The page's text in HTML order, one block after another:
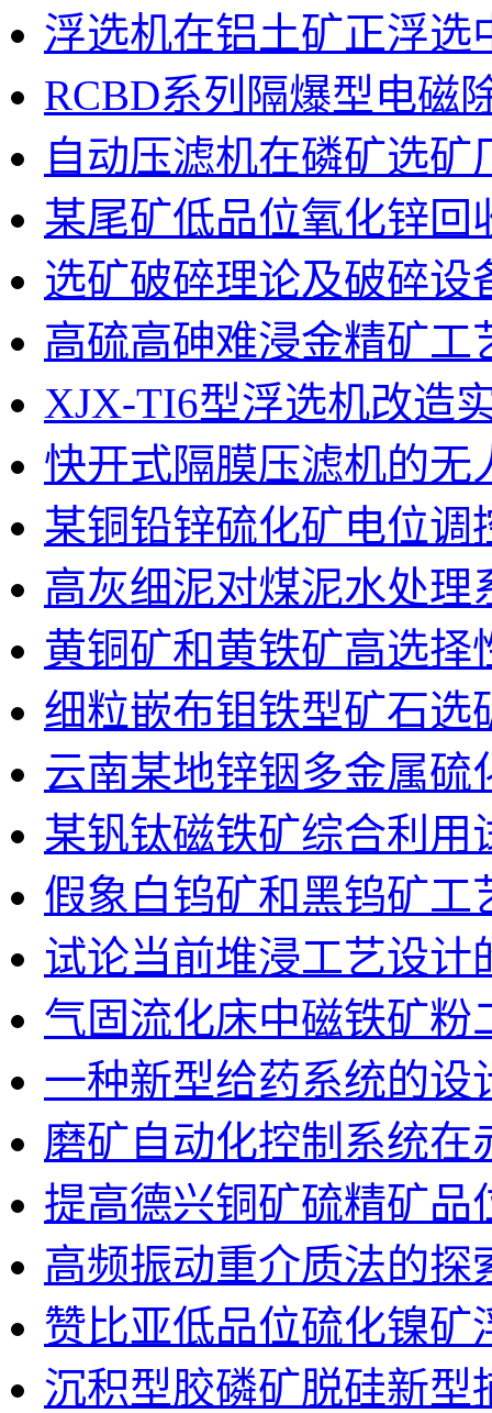
浮选机在铝土矿正浮选
RCBD系列隔爆型电磁
自动压滤机在磷矿选矿
某尾矿低品位氧化锌回
选矿破碎理论及破碎设
高硫高砷难浸金精矿工
XJX-TI6型浮选机改造
快开式隔膜压滤机的无
某铜铅锌硫化矿电位调
高灰细泥对煤泥水处理
黄铜矿和黄铁矿高选
细粒嵌布钼铁型矿石选
云南某地锌铟多金属
某钒钛磁铁矿综合利用
假象白钨矿和黑钨矿工
试论当前堆浸工艺设计
气固流化床中磁铁矿粉
一种新型给药系统的设
磨矿自动化控制系统在
提高德兴铜矿硫精矿品
高频振动重介质法的探
赞比亚低品位硫化镍矿
沉积型胶磷矿脱硅新型